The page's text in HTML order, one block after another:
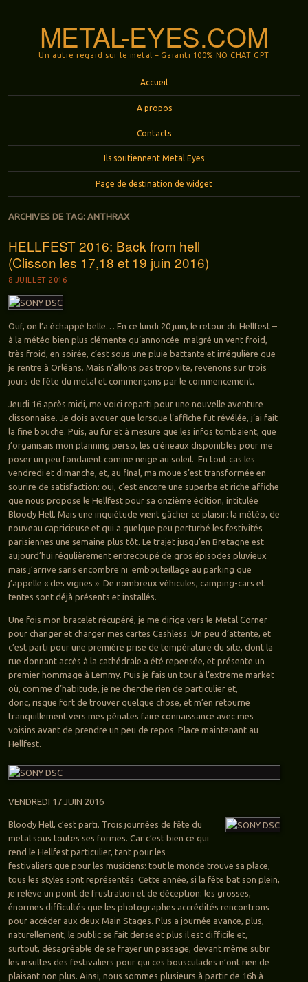
METAL-EYES.COM
Un autre regard sur le metal – Garanti 100% NO CHAT GPT
Accueil
A propos
Contacts
Ils soutiennent Metal Eyes
Page de destination de widget
ARCHIVES DE TAG: ANTHRAX
HELLFEST 2016: Back from hell
(Clisson les 17,18 et 19 juin 2016)
8 JUILLET 2016
Ouf, on l’a échappé belle… En ce lundi 20 juin, le retour du Hellfest –
à la météo bien plus clémente qu’annoncée malgré un vent froid,
très froid, en soirée, c’est sous une pluie battante et irrégulière que
je rentre à Orléans. Mais n’allons pas trop vite, revenons sur trois
jours de fête du metal et commençons par le commencement.
Jeudi 16 après midi, me voici reparti pour une nouvelle aventure
clissonnaise. Je dois avouer que lorsque l’affiche fut révélée, j’ai fait
la fine bouche. Puis, au fur et à mesure que les infos tombaient, que
j’organisais mon planning perso, les créneaux disponibles pour me
poser un peu fondaient comme neige au soleil. En tout cas les
vendredi et dimanche, et, au final, ma moue s’est transformée en
sourire de satisfaction: oui, c’est encore une superbe et riche affiche
que nous propose le Hellfest pour sa onzième édition, intitulée
Bloody Hell. Mais une inquiétude vient gâcher ce plaisir: la météo, de
nouveau capricieuse et qui a quelque peu perturbé les festivités
parisiennes une semaine plus tôt. Le trajet jusqu’en Bretagne est
aujourd’hui régulièrement entrecoupé de gros épisodes pluvieux
mais j’arrive sans encombre ni embouteillage au parking que
j’appelle « des vignes ». De nombreux véhicules, camping-cars et
tentes sont déjà présents et installés.
Une fois mon bracelet récupéré, je me dirige vers le Metal Corner
pour changer et charger mes cartes Cashless. Un peu d’attente, et
c’est parti pour une première prise de température du site, dont la
rue donnant accès à la cathédrale a été repensée, et présente un
premier hommage à Lemmy. Puis je fais un tour à l’extreme market
où, comme d’habitude, je ne cherche rien de particulier et,
donc, risque fort de trouver quelque chose, et m’en retourne
tranquillement vers mes pénates faire connaissance avec mes
voisins avant de prendre un peu de repos. Place maintenant au
Hellfest.
VENDREDI 17 JUIN 2016
Bloody Hell, c’est parti. Trois journées de fête du
metal sous toutes ses formes. Car c’est bien ce qui
rend le Hellfest particulier, tant pour les
festivaliers que pour les musiciens: tout le monde trouve sa place,
tous les styles sont représentés. Cette année, si la fête bat son plein,
je relève un point de frustration et de déception: les grosses,
énormes difficultés que les photographes accrédités rencontrons
pour accéder aux deux Main Stages. Plus a journée avance, plus,
naturellement, le public se fait dense et plus il est difficile et,
surtout, désagréable de se frayer un passage, devant même subir
les insultes des festivaliers pour qui ces bousculades n’ont rien de
plaisant non plus. Ainsi, nous sommes plusieurs à partir de 16h à